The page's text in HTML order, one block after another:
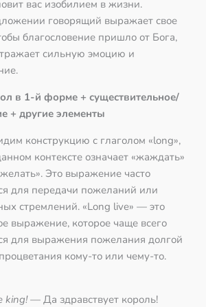
вас изобилием в жизни.
говорящий выражает свое
благословение пришло от Бога,
сильную эмоцию и
в 1-й форме + существительное/
+ другие элементы
конструкцию с глаголом «long»,
контексте означает «жаждать»
Это выражение часто
для передачи пожеланий или
стремлений. «Long live» — это
выражение, которое чаще всего
для выражения пожелания долгой
кому-то или чему-то.
king!— Да здравствует король!